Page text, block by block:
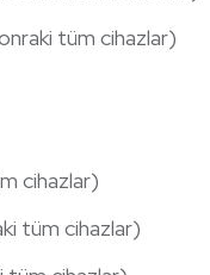
tüm cihazlar)
cihazlar)
tüm cihazlar)